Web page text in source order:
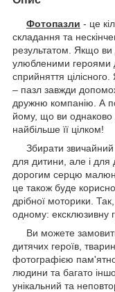
Фотопазли - це
складання та
результатом. Якщо
улюбленими героями
сприйняття
– пазл завжди
дружню компанію. А
йому, що ви однаково
найбільше її цілком!
Збирати звичайний
для дитини, але і для
дорогим серцю
це також буде
дрібної моторики.
одному: ексклюзивну
Ви можете
дитячих героїв,
фотографією
людини та багато
унікальний та